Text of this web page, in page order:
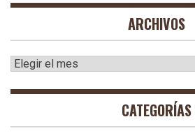
ARCHIVOS
Archivos
CATEGORÍAS